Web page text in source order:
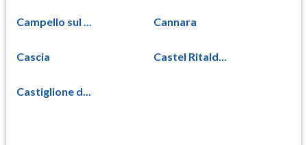
Campello sul ... Cannara
Cascia Castel Ritald...
Castiglione d...